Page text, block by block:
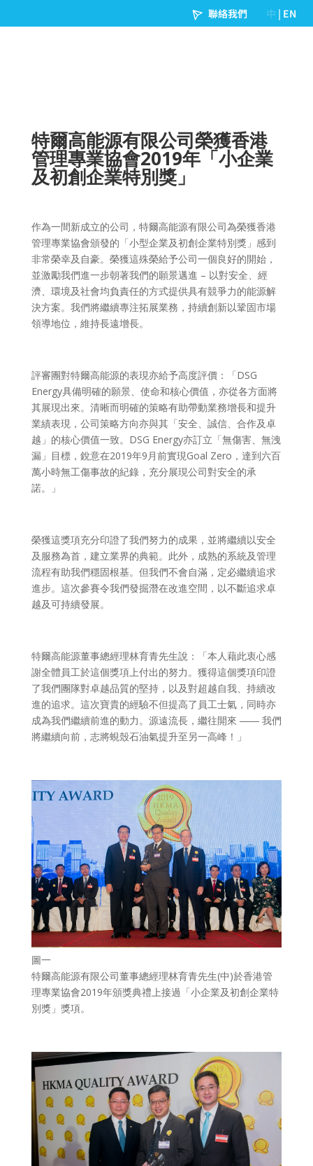
特爾高能源有限公司榮獲香港
管理專業協會2019年「小企業
及初創企業特別獎」
作為一間新成立的公司，特爾高能源有限公司為榮獲香港
管理專業協會頒發的「小型企業及初創企業特別獎」感到
非常榮幸及自豪。榮獲這殊榮給予公司一個良好的開始，
並激勵我們進一步朝著我們的願景邁進 – 以對安全、經
濟、環境及社會均負責任的方式提供具有競爭力的能源解
決方案。我們將繼續專注拓展業務，持續創新以鞏固市場
領導地位，維持長遠增長。
評審團對特爾高能源的表現亦給予高度評價：「DSG
Energy具備明確的願景、使命和核心價值，亦從各方面將
其展現出來。清晰而明確的策略有助帶動業務增長和提升
業績表現，公司策略方向亦與其「安全、誠信、合作及卓
越」的核心價值一致。DSG Energy亦訂立「無傷害、無洩
漏」目標，銳意在2019年9月前實現Goal Zero，達到六百
萬小時無工傷事故的紀錄，充分展現公司對安全的承
諾。」
榮獲這獎項充分印證了我們努力的成果，並將繼續以安全
及服務為首，建立業界的典範。此外，成熟的系統及管理
流程有助我們穩固根基。但我們不會自滿，定必繼續追求
進步。這次參賽令我們發掘潛在改進空間，以不斷追求卓
越及可持續發展。
特爾高能源董事總經理林育青先生說：「本人藉此衷心感
謝全體員工於這個獎項上付出的努力。獲得這個獎項印證
了我們團隊對卓越品質的堅持，以及對超越自我、持續改
進的追求。這次寶貴的經驗不但提高了員工士氣，同時亦
成為我們繼續前進的動力。源遠流長，繼往開來 ―― 我們
將繼續向前，志將蜆殼石油氣提升至另一高峰！」
圖一
特爾高能源有限公司董事總經理林育青先生(中)於香港管
理專業協會2019年頒獎典禮上接過「小企業及初創企業特
別獎」獎項。